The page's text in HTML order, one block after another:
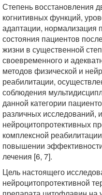
Степень восстановления
когнитивных функций,
адаптации, нормализация
состояния пациентов
жизни в существенной
своевременного и
методов физической и
реабилитации,
соблюдения
данной категории
различных исследований,
нейроцитопротективных
комплексной
повышении
лечения [6, 7].
Цель настоящего
нейроцитопротективной